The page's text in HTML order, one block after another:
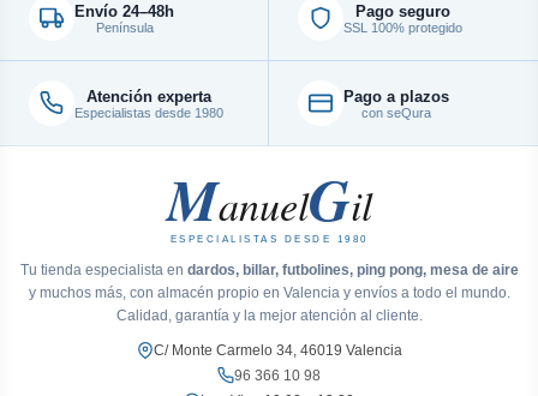
Envío 24–48h
Península
Pago seguro
SSL 100% protegido
Atención experta
Especialistas desde 1980
Pago a plazos
con seQura
ManuelGil
ESPECIALISTAS DESDE 1980
Tu tienda especialista en dardos, billar, futbolines, ping pong, mesa de aire
y muchos más, con almacén propio en Valencia y envíos a todo el mundo.
Calidad, garantía y la mejor atención al cliente.
C/ Monte Carmelo 34, 46019 Valencia
96 366 10 98